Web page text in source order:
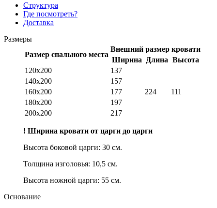
Структура
Где посмотреть?
Доставка
Размеры
Размер спального места
Внешний размер кровати
Ширина
Длина Высота
120х200
137
224 111
140х200
157
160х200
177
180х200
197
200х200
217
! Ширина кровати от царги до царги
Высота боковой царги: 30 см.
Толщина изголовья: 10,5 см.
Высота ножной царги: 55 см.
Основание